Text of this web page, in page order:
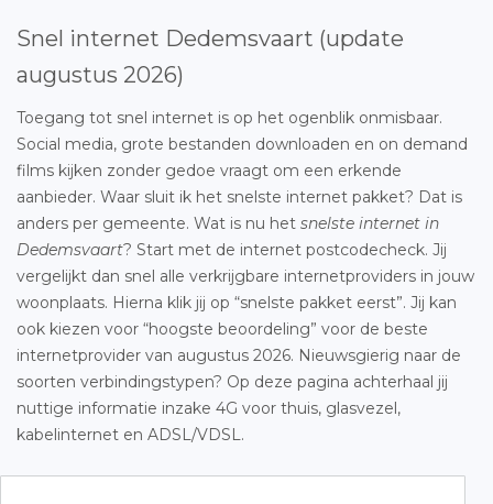
Snel internet Dedemsvaart (update
augustus 2026)
Toegang tot snel internet is op het ogenblik onmisbaar.
Social media, grote bestanden downloaden en on demand
films kijken zonder gedoe vraagt om een erkende
aanbieder. Waar sluit ik het snelste internet pakket? Dat is
anders per gemeente. Wat is nu het snelste internet in
Dedemsvaart? Start met de internet postcodecheck. Jij
vergelijkt dan snel alle verkrijgbare internetproviders in jouw
woonplaats. Hierna klik jij op “snelste pakket eerst”. Jij kan
ook kiezen voor “hoogste beoordeling” voor de beste
internetprovider van augustus 2026. Nieuwsgierig naar de
soorten verbindingstypen? Op deze pagina achterhaal jij
nuttige informatie inzake 4G voor thuis, glasvezel,
kabelinternet en ADSL/VDSL.